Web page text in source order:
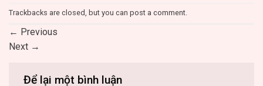
Trackbacks are closed, but you can post a comment.
← Previous
Next →
Để lại một bình luận